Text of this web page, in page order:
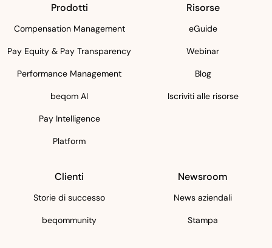
Prodotti
Compensation Management
Pay Equity & Pay Transparency
Performance Management
beqom AI
Pay Intelligence
Platform
Risorse
eGuide
Webinar
Blog
Iscriviti alle risorse
Clienti
Storie di successo
beqommunity
Newsroom
News aziendali
Stampa